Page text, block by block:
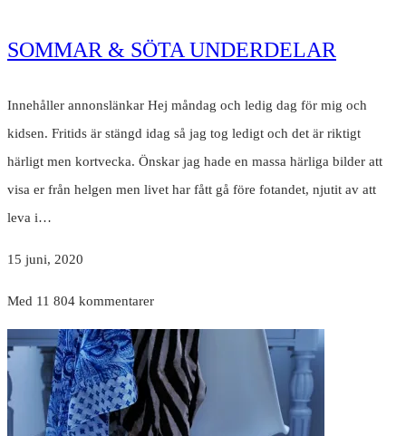
SOMMAR & SÖTA UNDERDELAR
Innehåller annonslänkar Hej måndag och ledig dag för mig och
kidsen. Fritids är stängd idag så jag tog ledigt och det är riktigt
härligt men kortvecka. Önskar jag hade en massa härliga bilder att
visa er från helgen men livet har fått gå före fotandet, njutit av att
leva i…
15 juni, 2020
Med 11 804 kommentarer